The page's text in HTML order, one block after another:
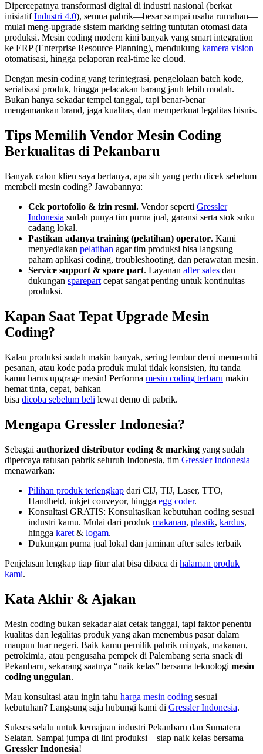
Dipercepatnya transformasi digital di industri nasional (berkat
inisiatifIndustri 4.0), semua pabrik—besar sampai usaha rumahan—
mulai meng-upgrade sistem marking seiring tuntutan otomasi data
produksi. Mesin coding modern kini banyak yang smart integration
ke ERP (Enterprise Resource Planning), mendukung kamera vision
otomatisasi, hingga pelaporan real-time ke cloud.
Dengan mesin coding yang terintegrasi, pengelolaan batch kode,
serialisasi produk, hingga pelacakan barang jauh lebih mudah.
Bukan hanya sekadar tempel tanggal, tapi benar-benar
mengamankan brand, jaga kualitas, dan memperkuat legalitas bisnis.
Tips Memilih Vendor Mesin Coding
Berkualitas di Pekanbaru
Banyak calon klien saya bertanya, apa sih yang perlu dicek sebelum
membeli mesin coding? Jawabannya:
Cek portofolio & izin resmi. Vendor seperti Gressler
Indonesia sudah punya tim purna jual, garansi serta stok suku
cadang lokal.
Pastikan adanya training (pelatihan) operator. Kami
menyediakan pelatihan agar tim produksi bisa langsung
paham aplikasi coding, troubleshooting, dan perawatan mesin.
Service support & spare part. Layanan after sales dan
dukungan sparepart cepat sangat penting untuk kontinuitas
produksi.
Kapan Saat Tepat Upgrade Mesin
Coding?
Kalau produksi sudah makin banyak, sering lembur demi memenuhi
pesanan, atau kode pada produk mulai tidak konsisten, itu tanda
kamu harus upgrage mesin! Performa mesin coding terbaru makin
hemat tinta, cepat, bahkan
bisa dicoba sebelum beli lewat demo di pabrik.
Mengapa Gressler Indonesia?
Sebagai authorized distributor coding & marking yang sudah
dipercaya ratusan pabrik seluruh Indonesia, tim Gressler Indonesia
menawarkan:
Pilihan produk terlengkap dari CIJ, TIJ, Laser, TTO,
Handheld, inkjet conveyor, hingga egg coder.
Konsultasi GRATIS: Konsultasikan kebutuhan coding sesuai
industri kamu. Mulai dari produk makanan, plastik, kardus,
hingga karet & logam.
Dukungan purna jual lokal dan jaminan after sales terbaik
Penjelasan lengkap tiap fitur alat bisa dibaca di halaman produk
kami.
Kata Akhir & Ajakan
Mesin coding bukan sekadar alat cetak tanggal, tapi faktor penentu
kualitas dan legalitas produk yang akan menembus pasar dalam
maupun luar negeri. Baik kamu pemilik pabrik minyak, makanan,
petrokimia, atau pengusaha pempek di Palembang serta snack di
Pekanbaru, sekarang saatnya “naik kelas” bersama teknologi mesin
coding unggulan.
Mau konsultasi atau ingin tahu harga mesin coding sesuai
kebutuhan? Langsung saja hubungi kami di Gressler Indonesia.
Sukses selalu untuk kemajuan industri Pekanbaru dan Sumatera
Selatan. Sampai jumpa di lini produksi—siap naik kelas bersama
Gressler Indonesia!